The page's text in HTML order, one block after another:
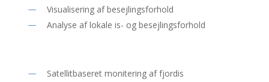
Visualisering af besejlingsforhold
Analyse af lokale is- og besejlingsforhold
Satellitbaseret monitering af fjordis